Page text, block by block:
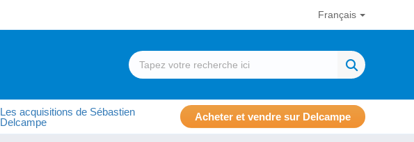
Français
Les acquisitions de Sébastien
Delcampe
Acheter et vendre sur Delcampe